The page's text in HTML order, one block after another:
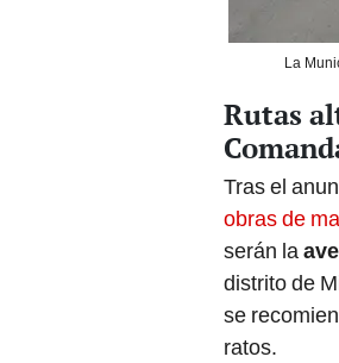
La
Rutas
Tras el
obras de
serán la
distrito de
se
ratos.